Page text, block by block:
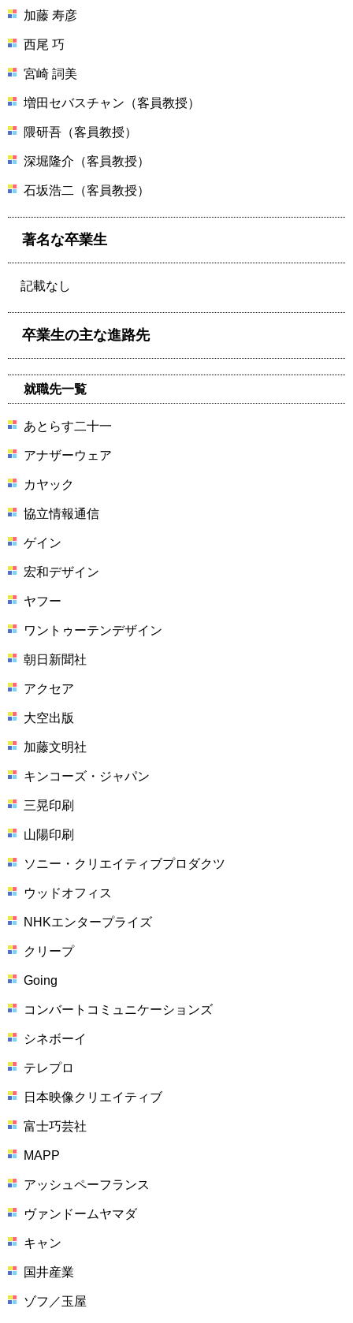
加藤 寿彦
西尾 巧
宮崎 詞美
増田セバスチャン（客員教授）
隈研吾（客員教授）
深堀隆介（客員教授）
石坂浩二（客員教授）
著名な卒業生
記載なし
卒業生の主な進路先
就職先一覧
あとらす二十一
アナザーウェア
カヤック
協立情報通信
ゲイン
宏和デザイン
ヤフー
ワントゥーテンデザイン
朝日新聞社
アクセア
大空出版
加藤文明社
キンコーズ・ジャパン
三晃印刷
山陽印刷
ソニー・クリエイティブプロダクツ
ウッドオフィス
NHKエンタープライズ
クリープ
Going
コンバートコミュニケーションズ
シネボーイ
テレプロ
日本映像クリエイティブ
富士巧芸社
MAPP
アッシュペーフランス
ヴァンドームヤマダ
キャン
国井産業
ゾフ／玉屋